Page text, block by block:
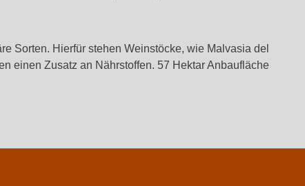
Sorten. Hierfür stehen Weinstöcke, wie Malvasia del
einen Zusatz an Nährstoffen. 57 Hektar Anbaufläche